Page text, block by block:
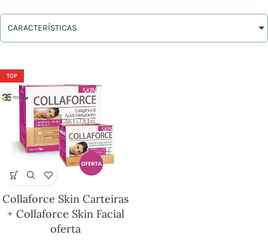
CARACTERÍSTICAS
TOP
Collaforce Skin Carteiras
+ Collaforce Skin Facial
oferta